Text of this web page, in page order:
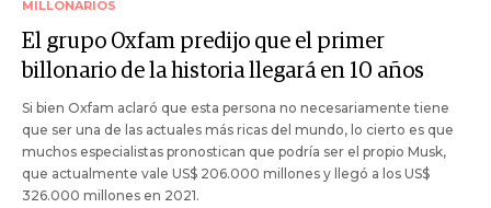
MILLONARIOS
El grupo Oxfam predijo que el primer
billonario de la historia llegará en 10 años
Si bien Oxfam aclaró que esta persona no necesariamente tiene
que ser una de las actuales más ricas del mundo, lo cierto es que
muchos especialistas pronostican que podría ser el propio Musk,
que actualmente vale US$ 206.000 millones y llegó a los US$
326.000 millones en 2021.